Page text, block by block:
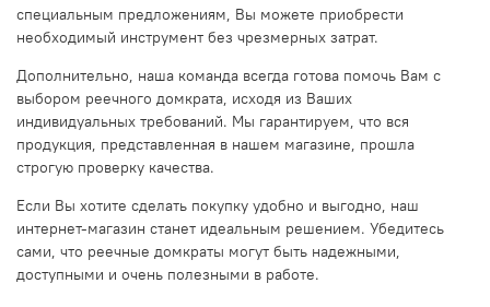
специальным предложениям, Вы можете приобрести
необходимый инструмент без чрезмерных затрат.
Дополнительно, наша команда всегда готова помочь Вам с
выбором реечного домкрата, исходя из Ваших
индивидуальных требований. Мы гарантируем, что вся
продукция, представленная в нашем магазине, прошла
строгую проверку качества.
Если Вы хотите сделать покупку удобно и выгодно, наш
интернет-магазин станет идеальным решением. Убедитесь
сами, что реечные домкраты могут быть надежными,
доступными и очень полезными в работе.